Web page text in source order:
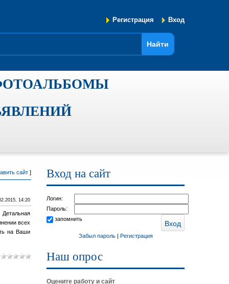
Регистрация Вход
сайт ]
14:20
всех
на Ваши
Вход на сайт
Логин:
Пароль:
запомнить
Забыл пароль| Регистрация
Наш опрос
Оцените работу и сайт